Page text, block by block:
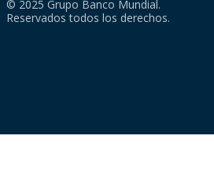
© 2025 Grupo Banco Mundial.
Reservados todos los derechos.